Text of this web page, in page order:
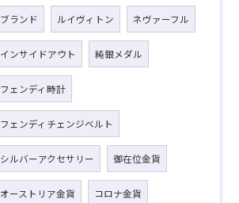
ブランド ルイヴィトン ネヴァーフル
インサイドアウト 純銀メダル
フェンディ時計
フェンディチェンジベルト
シルバーアクセサリー 御在位金貨
オーストリア金貨 コロナ金貨